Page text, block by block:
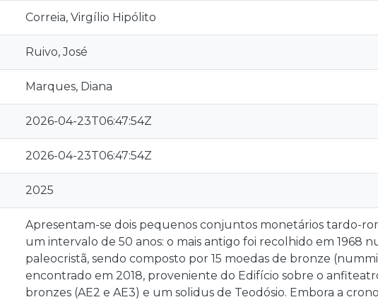
Correia, Virgílio Hipólito
Ruivo, José
Marques, Diana
2026-04-23T06:47:54Z
2026-04-23T06:47:54Z
2025
Apresentam-se dois pequenos conjuntos monetários tardo-
um intervalo de 50 anos: o mais antigo foi recolhido em 1968
paleocristã, sendo composto por 15 moedas de bronze
encontrado em 2018, proveniente do Edifício sobre o
bronzes (AE2 e AE3) e um solidus de Teodósio. Embora a